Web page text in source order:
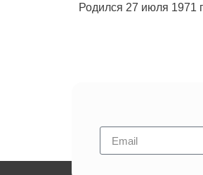
Родился 27 июля 1971